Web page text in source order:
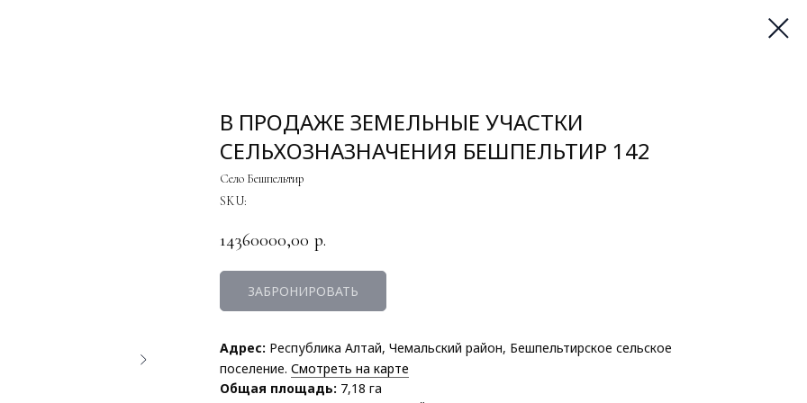
В ПРОДАЖЕ ЗЕМЕЛЬНЫЕ УЧАСТКИ
СЕЛЬХОЗНАЗНАЧЕНИЯ БЕШПЕЛЬТИР 142
Село Бешпельтир
SKU:
14360000,00 р.
ЗАБРОНИРОВАТЬ
Адрес: Республика Алтай, Чемальский район, Бешпельтирское сельское
поселение. Смотреть на карте
Общая площадь: 7,18 га